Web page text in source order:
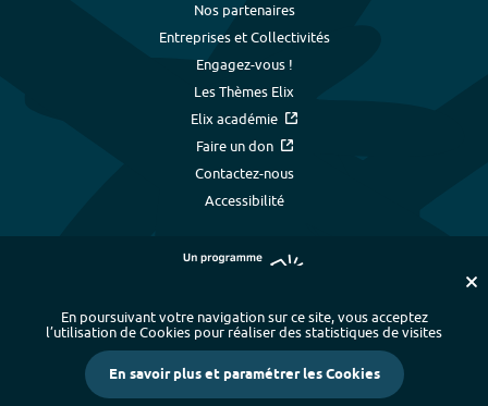
Nos partenaires
Entreprises et Collectivités
Engagez-vous !
Les Thèmes Elix
Elix académie
Faire un don
Contactez-nous
Accessibilité
Plan du site - Index alphabétique
-
Mentions légales et données personnelles
- Paramétrer les cookies
Crédits
En poursuivant votre navigation sur ce site, vous acceptez
l’utilisation de Cookies pour réaliser des statistiques de visites
En savoir plus et paramétrer les Cookies